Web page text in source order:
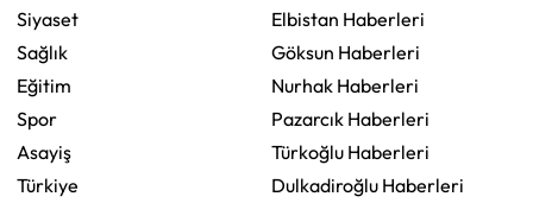
Siyaset
Sağlık
Eğitim
Spor
Asayiş
Türkiye
Elbistan Haberleri
Göksun Haberleri
Nurhak Haberleri
Pazarcık Haberleri
Türkoğlu Haberleri
Dulkadiroğlu Haberleri